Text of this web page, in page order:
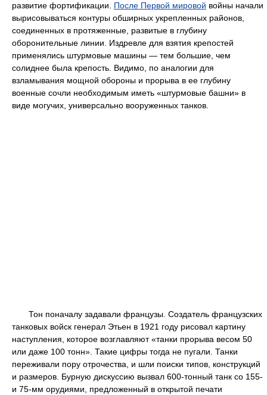
развитие фортификации. После Первой мировой войны начали
вырисовываться контуры обширных укрепленных районов,
соединенных в протяженные, развитые в глубину
оборонительные линии. Издревле для взятия крепостей
применялись штурмовые машины — тем большие, чем
солиднее была крепость. Видимо, по аналогии для
взламывания мощной обороны и прорыва в ее глубину
военные сочли необходимым иметь «штурмовые башни» в
виде могучих, универсально вооруженных танков.
Тон поначалу задавали французы. Создатель французских
танковых войск генерал Этьен в 1921 году рисовал картину
наступления, которое возглавляют «танки прорыва весом 50
или даже 100 тонн». Такие цифры тогда не пугали. Танки
переживали пору отрочества, и шли поиски типов, конструкций
и размеров. Бурную дискуссию вызвал 600-тонный танк со 155-
и 75-мм орудиями, предложенный в открытой печати